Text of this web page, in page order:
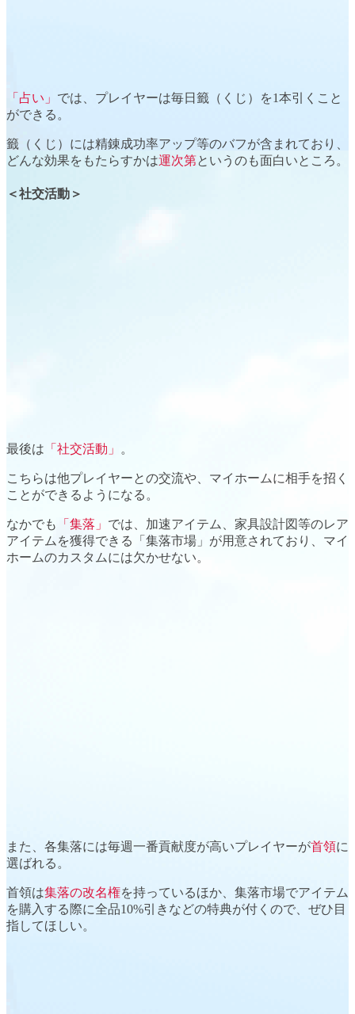
「占い」 では、プレイヤーは毎日 籤（くじ）
を1本引くこと
ができる。
籤（くじ）には精錬成功率アップ等のバフが含まれており、
どんな効果をもたらすかは運次第というのも面白いところ。
＜社交活動＞
最後は 「社交活動」 。
こちらは他プレイヤーとの交流や、マイホームに相手を招く
ことができるようになる。
なかでも 「集落」 では、加速アイテム、家具設計図等のレア
アイテムを獲得できる
「集落市場」 が用意されており、マイ
ホームのカスタムには欠かせない。
また、各集落には毎週一番貢献度が高いプレイヤーが首領に
選ばれる。
首領は集落の改名権を持っているほか、集落市場でアイテム
を購入する際に全品10%引きなどの特典が付くので、ぜひ目
指してほしい。